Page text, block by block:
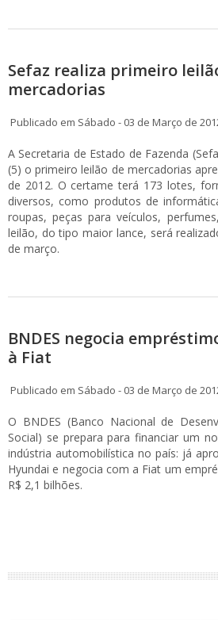
Sefaz realiza primeiro
mercadorias
Publicado em Sábado - 03 de Março de
A Secretaria de Estado de Fazenda
(5) o primeiro leilão de mercadorias
de 2012. O certame terá 173 lotes,
diversos, como produtos de
roupas, peças para veículos,
leilão, do tipo maior lance, será
de março.
BNDES negocia
à Fiat
Publicado em Sábado - 03 de Março de
O BNDES (Banco Nacional de
Social) se prepara para financiar um
indústria automobilística no país: já
Hyundai e negocia com a Fiat um
R$ 2,1 bilhões.